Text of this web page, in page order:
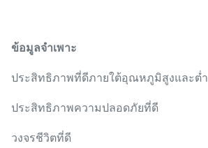
ข้อมูลจำเพาะ
ประสิทธิภาพที่ดีภายใต้อุณหภูมิสูงและต่ำ
ประสิทธิภาพความปลอดภัยที่ดี
วงจรชีวิตที่ดี